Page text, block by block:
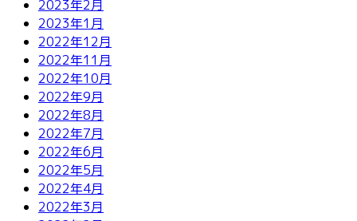
2023年2月
2023年1月
2022年12月
2022年11月
2022年10月
2022年9月
2022年8月
2022年7月
2022年6月
2022年5月
2022年4月
2022年3月